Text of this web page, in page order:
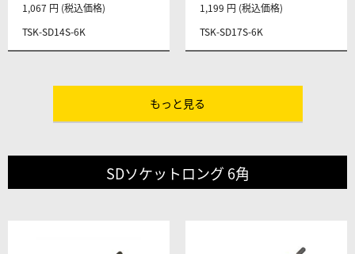
TSK-SD14S-6K
1,067 円 (税込価格)
TSK-SD17S-6K
1,199 円 (税込価格)
もっと見る
SDソケットロング 6角